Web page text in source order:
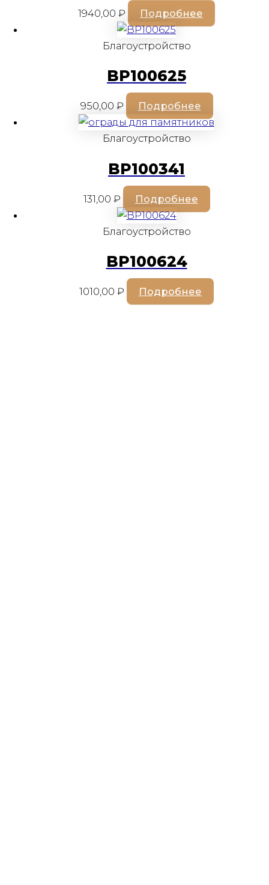
1940,00 ₽ Подробнее
Благоустройство
BP100625
950,00 ₽ Подробнее
Благоустройство
BP100341
131,00 ₽ Подробнее
Благоустройство
BP100624
1010,00 ₽ Подробнее